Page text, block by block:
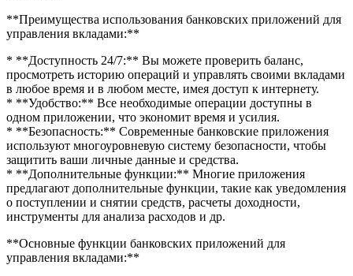
**Преимущества использования банковских приложений для
управления вкладами:**
* **Доступность 24/7:** Вы можете проверить баланс,
просмотреть историю операций и управлять своими вкладами
в любое время и в любом месте, имея доступ к интернету.
* **Удобство:** Все необходимые операции доступны в
одном приложении, что экономит время и усилия.
* **Безопасность:** Современные банковские приложения
используют многоуровневую систему безопасности, чтобы
защитить ваши личные данные и средства.
* **Дополнительные функции:** Многие приложения
предлагают дополнительные функции, такие как уведомления
о поступлении и снятии средств, расчеты доходности,
инструменты для анализа расходов и др.
**Основные функции банковских приложений для
управления вкладами:**